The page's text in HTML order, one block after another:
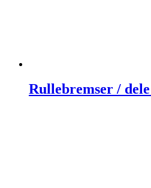
Rullebremser / dele